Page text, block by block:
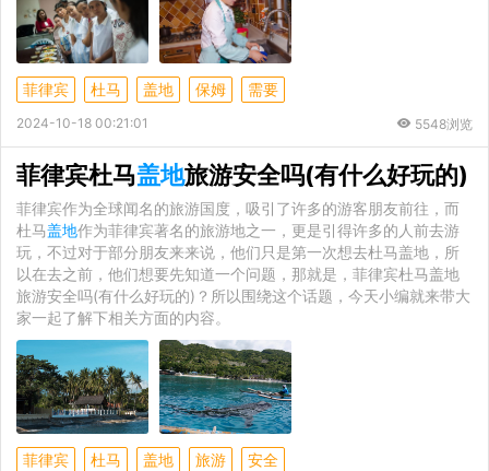
菲律宾 杜马 盖地 保姆 需要
2024-10-18 00:21:01 5548浏览
菲律宾杜马盖地旅游安全吗(有什么好玩的)
菲律宾作为全球闻名的旅游国度，吸引了许多的游客朋友前往，而
杜马盖地作为菲律宾著名的旅游地之一，更是引得许多的人前去游
玩，不过对于部分朋友来来说，他们只是第一次想去杜马盖地，所
以在去之前，他们想要先知道一个问题，那就是，菲律宾杜马盖地
旅游安全吗(有什么好玩的)？所以围绕这个话题，今天小编就来带大
家一起了解下相关方面的内容。
菲律宾 杜马 盖地 旅游 安全